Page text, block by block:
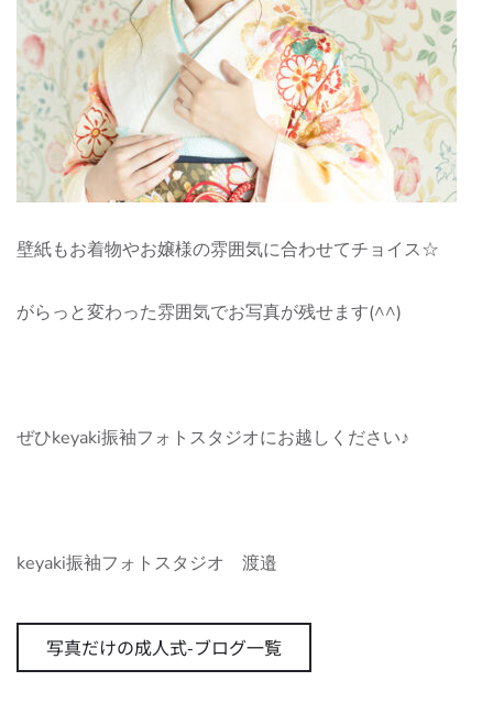
壁紙もお着物やお嬢様の雰囲気に合わせてチョイス☆
がらっと変わった雰囲気でお写真が残せます(^^)
ぜひkeyaki振袖フォトスタジオにお越しください♪
keyaki振袖フォトスタジオ 渡邉
写真だけの成人式-ブログ一覧